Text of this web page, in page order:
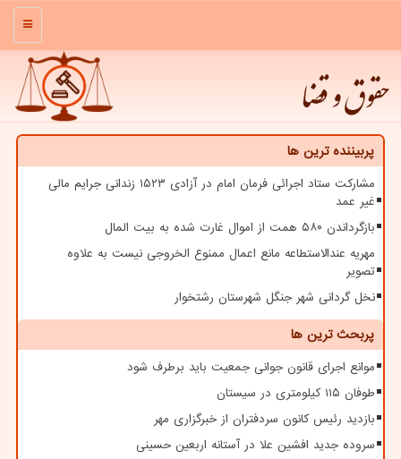
منو
حقوق و قضا
پربیننده ترین ها
مشارکت ستاد اجرائی فرمان امام در آزادی ۱۵۲۳ زندانی جرایم مالی
غیر عمد
بازگرداندن ۵۸۰ همت از اموال غارت شده به بیت المال
مهریه عندالاستطاعه مانع اعمال ممنوع الخروجی نیست به علاوه
تصویر
نخل گردانی شهر جنگل شهرستان رشتخوار
پربحث ترین ها
موانع اجرای قانون جوانی جمعیت باید برطرف شود
طوفان ۱۱۵ کیلومتری در سیستان
بازدید رئیس کانون سردفتران از خبرگزاری مهر
سروده جدید افشین علا در آستانه اربعین حسینی